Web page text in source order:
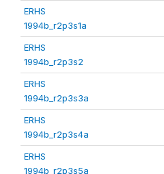
ERHS
1994b_r2p3s1a
ERHS
1994b_r2p3s2
ERHS
1994b_r2p3s3a
ERHS
1994b_r2p3s4a
ERHS
1994b_r2p3s5a